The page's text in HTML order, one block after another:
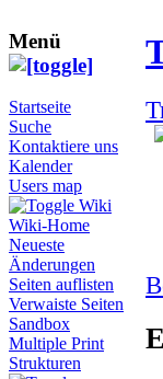
Menü
Startseite
Suche
Kontaktiere uns
Kalender
Users map
Wiki
Wiki-Home
Neueste
Änderungen
Seiten auflisten
Verwaiste Seiten
Sandbox
Multiple Print
Strukturen